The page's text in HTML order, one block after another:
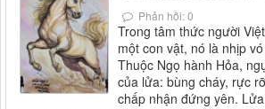
Phản hồi: 0
Trong tâm thức người
một con vật, nó là nhịp
Thuộc Ngọ hành Hỏa,
của lửa: bùng cháy, rực
chấp nhận đứng yên.